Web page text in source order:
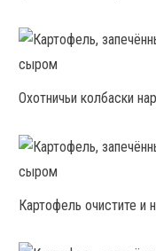
Охотничьи колбаски
Картофель очистите и